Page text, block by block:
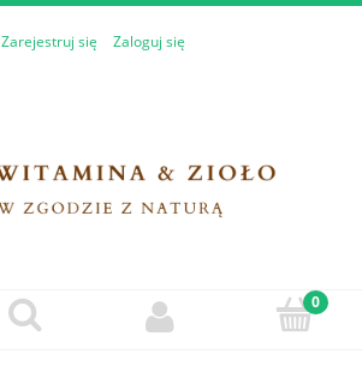
Zarejestruj się Zaloguj się